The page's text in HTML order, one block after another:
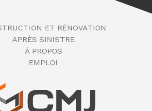
ET RÉNOVATION
APRÈS SINISTRE
À PROPOS
EMPLOI